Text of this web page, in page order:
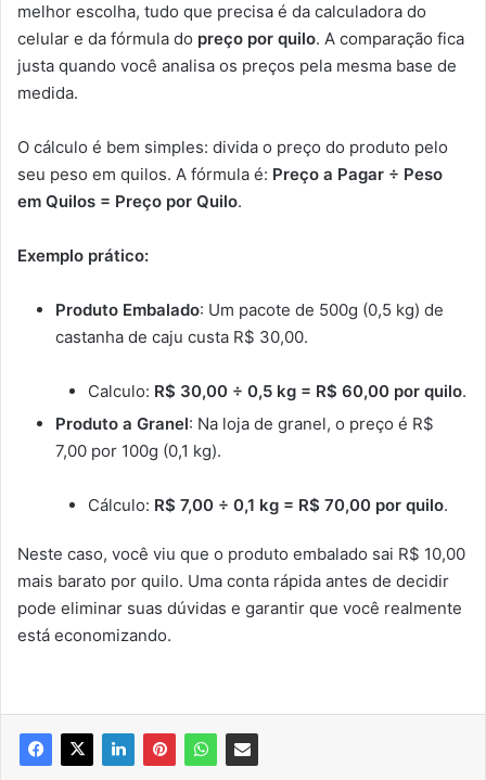
melhor escolha, tudo que precisa é da calculadora do
celular e da fórmula do preço por quilo. A comparação fica
justa quando você analisa os preços pela mesma base de
medida.
O cálculo é bem simples: divida o preço do produto pelo
seu peso em quilos. A fórmula é: Preço a Pagar ÷ Peso
em Quilos = Preço por Quilo.
Exemplo prático:
Produto Embalado: Um pacote de 500g (0,5 kg) de
castanha de caju custa R$ 30,00.
Calculo: R$ 30,00 ÷ 0,5 kg = R$ 60,00 por quilo.
Produto a Granel: Na loja de granel, o preço é R$
7,00 por 100g (0,1 kg).
Cálculo: R$ 7,00 ÷ 0,1 kg = R$ 70,00 por quilo.
Neste caso, você viu que o produto embalado sai R$ 10,00
mais barato por quilo. Uma conta rápida antes de decidir
pode eliminar suas dúvidas e garantir que você realmente
está economizando.